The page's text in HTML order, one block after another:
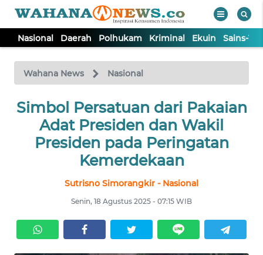
Nasional Daerah Polhukam Kriminal Ekuin Sains-
Wahana News Nasional
Simbol Persatuan dari Pakaian
Adat Presiden dan Wakil
Presiden pada Peringatan
Kemerdekaan
Sutrisno Simorangkir - Nasional
Senin, 18 Agustus 2025 - 07:15 WIB
TV
Tutup
NASIONAL
DAERAH
EKUIN